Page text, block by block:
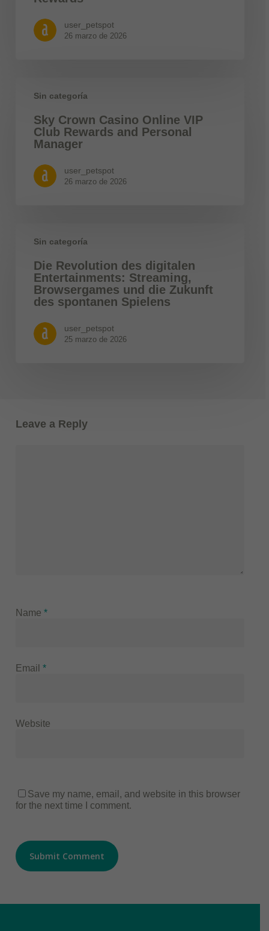
user_petspot
26 marzo de 2026
Sin categoría
Sky Crown Casino Online VIP
Club Rewards and Personal
Manager
user_petspot
26 marzo de 2026
Sin categoría
Die Revolution des digitalen
Entertainments: Streaming,
Browsergames und die Zukunft
des spontanen Spielens
user_petspot
25 marzo de 2026
Leave a Reply
Name *
Email *
Website
Save my name, email, and website in this browser
for the next time I comment.